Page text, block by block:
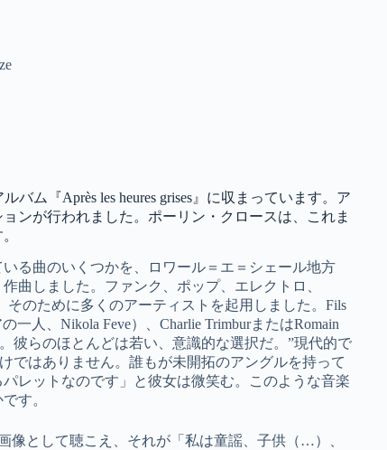
バム『Après les heures grises』に収まっています。ア
ンが行われました。ポーリン・クロースは、これま
いる曲のいくつかを、ロワール＝エ＝シェール地方
曲しました。ファンク、ポップ、エレクトロ、
そのために多くのアーティストを起用しました。Fils
人、Nikola Feve）、Charlie TrimburまたはRomain
彼らのほとんどは若い、意識的な選択だ。”現代的で
ではありません。誰もが未開拓のアングルを持って
レットなのです」と彼女は微笑む。このような音楽
す。
像として聴こえ、それが「私は童謡、子供（…）、